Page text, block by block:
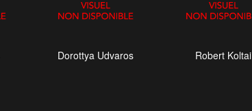
Dorottya Udvaros Robert Koltai